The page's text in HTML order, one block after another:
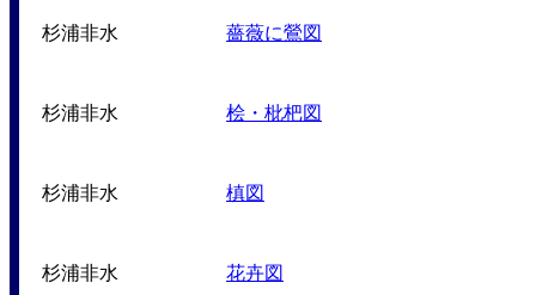
杉浦非水 薔薇に鶯図
杉浦非水 桧・枇杷図
杉浦非水 槙図
杉浦非水 花卉図